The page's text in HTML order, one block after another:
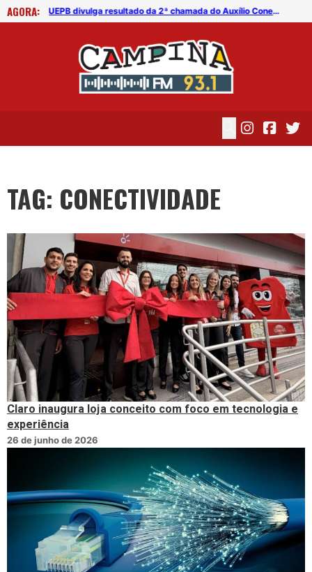
AGORA:
Fibra óptica submarina ligará Fortaleza a Sines, em Portugal UEPB divulga resultado da 2ª chamada do Auxílio Conectividade
TAG: CONECTIVIDADE
Claro inaugura loja conceito com foco em tecnologia e
experiência
26 de junho de 2026